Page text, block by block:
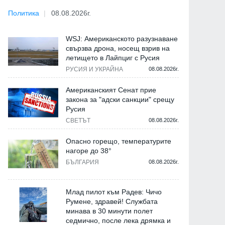
Политика 08.08.2026г.
WSJ: Американското разузнаване
свързва дрона, носещ взрив на
летището в Лайпциг с Русия
РУСИЯ И УКРАЙНА 08.08.2026г.
Американският Сенат прие
закона за "адски санкции" срещу
Русия
СВЕТЪТ 08.08.2026г.
Опасно горещо, температурите
нагоре до 38°
БЪЛГАРИЯ 08.08.2026г.
Млад пилот към Радев: Чичо
Румене, здравей! Службата
минава в 30 минути полет
седмично, после лека дрямка и